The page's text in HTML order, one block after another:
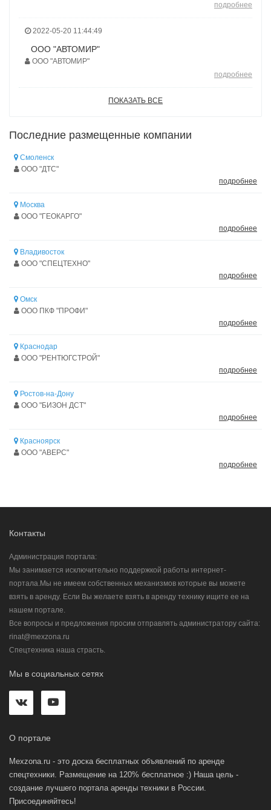
подробнее
2022-05-20 11:44:49
ООО "АВТОМИР"
ООО "АВТОМИР"
подробнее
ПОКАЗАТЬ ВСЕ
Последние размещенные компании
Смоленск
ООО "ДТС"
подробнее
Москва
ООО "ГЕОКАРГО"
подробнее
Владивосток
ООО "СПЕЦТЕХНО"
подробнее
Омск
ООО ПКФ "ПРОФИ"
подробнее
Краснодар
ООО "РЕНТЮГСТРОЙ"
подробнее
Ростов-на-Дону
ООО "БИЗОН ДСТ"
подробнее
Красноярск
ООО "АВЕРС"
подробнее
Контакты
Администрация портала:
Мы занимается исключительно поддержкой работы интернет-
портала.Мы не имеем собственных механизмов которые вы можете
взять в аренду. Если Вы желаете взять в аренду технику ищите ее на
нашем портале.
Все вопросы и предложения просим отправлять администратору сайта:
rinat@mexzona.ru
Спецтехника наша страсть.
Мы в социальных сетях
О портале
Mexzona.ru - это доска бесплатных объявлений по аренде
спецтехники. Размещение на 120% бесплатное :) Наша цель -
создание лучшего портала аренды техники в России.
Присоединяйтесь!